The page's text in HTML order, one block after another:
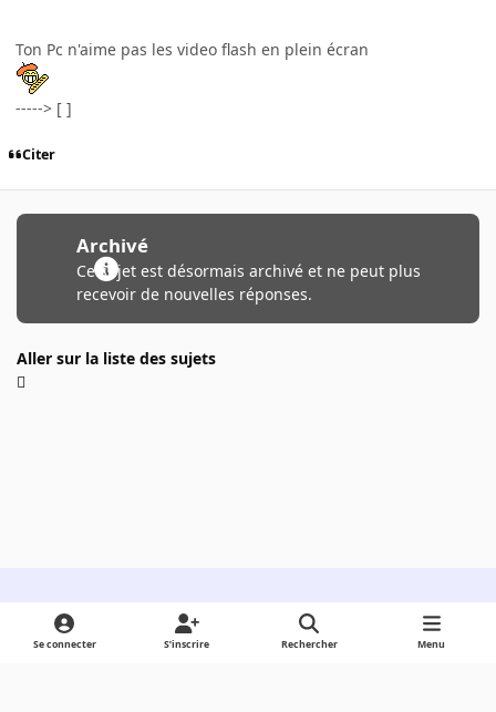
Ton Pc n'aime pas les video flash en plein écran
-----> [ ]
Citer
Archivé
Ce sujet est désormais archivé et ne peut plus
recevoir de nouvelles réponses.
Aller sur la liste des sujets
Light ModeDark ModeSystem Preference
Se connecter S’inscrire Rechercher Menu